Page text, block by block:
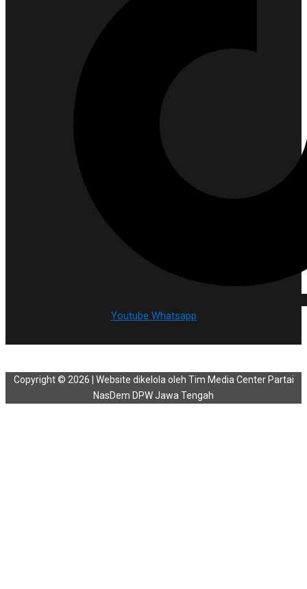
Youtube Whatsapp
Copyright © 2026 | Website dikelola oleh Tim Media Center Partai
NasDem DPW Jawa Tengah